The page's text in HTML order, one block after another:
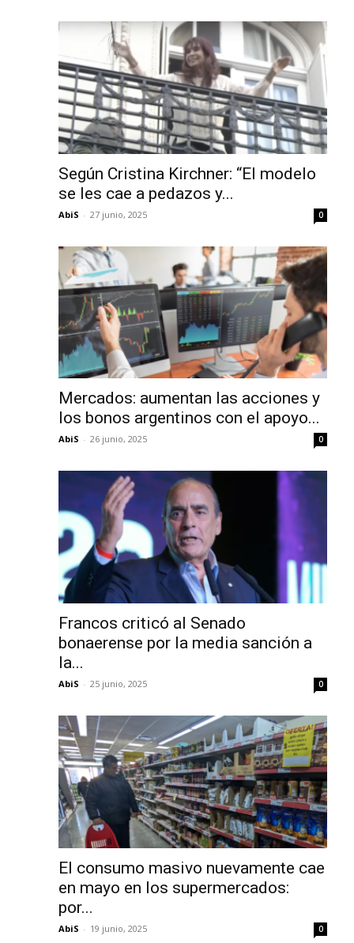
Según Cristina Kirchner: “El modelo
se les cae a pedazos y...
AbiS - 27 junio, 2025 0
Mercados: aumentan las acciones y
los bonos argentinos con el apoyo...
AbiS - 26 junio, 2025 0
Francos criticó al Senado
bonaerense por la media sanción a
la...
AbiS - 25 junio, 2025 0
El consumo masivo nuevamente cae
en mayo en los supermercados:
por...
AbiS - 19 junio, 2025 0